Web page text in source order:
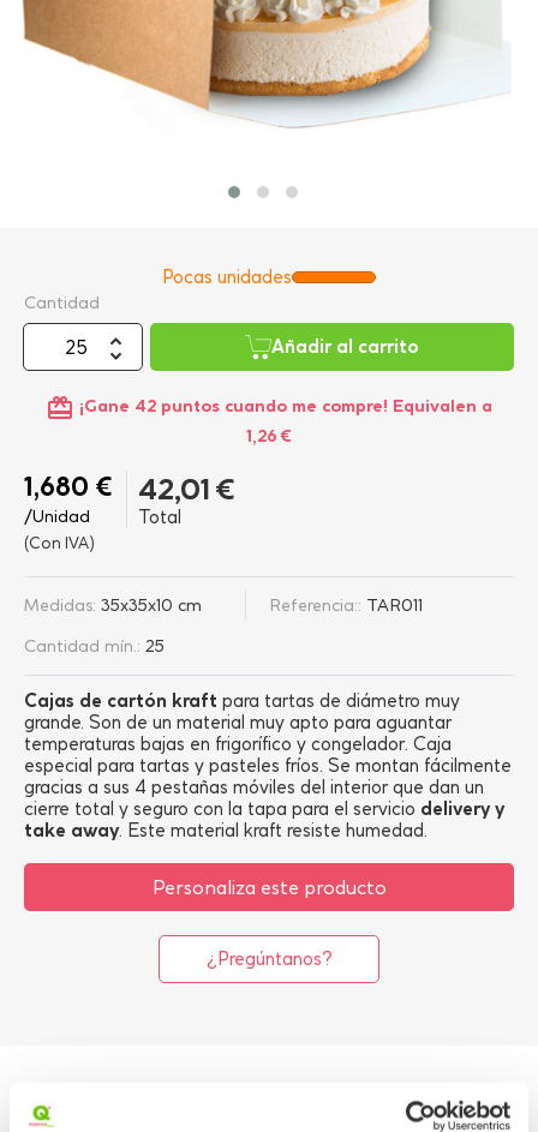
1,680 €
/Unidad
(Con IVA)
42,01 €
Total
Cajas de cartón kraft para tartas de diámetro muy
grande. Son de un material muy apto para aguantar
temperaturas bajas en frigorífico y congelador. Caja
especial para tartas y pasteles fríos. Se montan fácilmente
gracias a sus 4 pestañas móviles del interior que dan un
cierre total y seguro con la tapa para el servicio delivery y
take away. Este material kraft resiste humedad.
Cantidad
Añadir al carrito
card_giftcard ¡Gane 42 puntos cuando me compre! Equivalen a
1,26 €
Medidas: 35x35x10 cm Referencia:: TAR011
Cantidad mín.: 25
Personaliza este producto
¿Pregúntanos?
Pocas unidades